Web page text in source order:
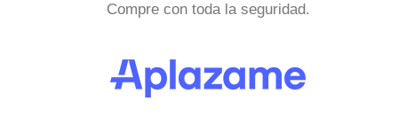
Compre con toda la seguridad.